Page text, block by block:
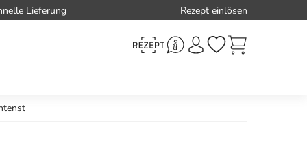
Lieferung Rezept einlösen